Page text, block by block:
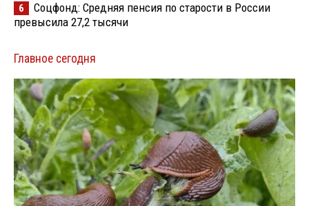
6
Соцфонд: Средняя пенсия по старости в России
превысила 27,2 тысячи
Главное сегодня